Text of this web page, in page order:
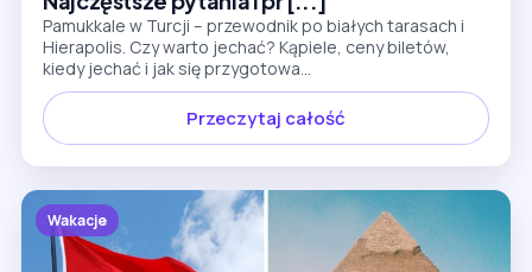
Pamukkale w Turcji – przewodnik po białych tarasach i
Hierapolis. Czy warto jechać? Kąpiele, ceny biletów,
kiedy jechać i jak się przygotowa...
Przeczytaj całość
Wakacje